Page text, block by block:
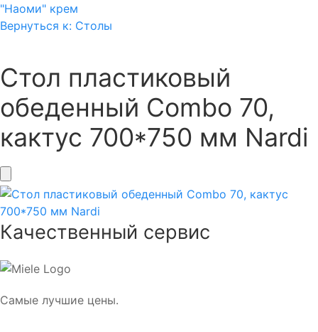
"Наоми" крем
Вернуться к: Столы
Стол пластиковый
обеденный Combo 70,
кактус 700*750 мм Nardi
Качественный сервис
Самые лучшие цены.